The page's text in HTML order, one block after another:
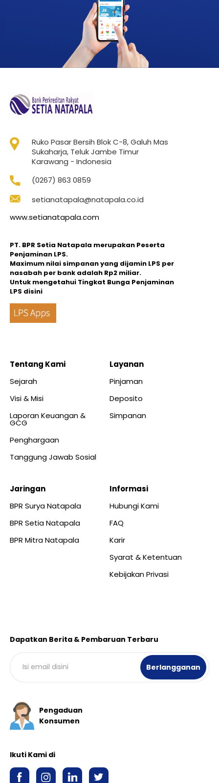
Ruko Pasar Bersih Blok C-8, Galuh Mas
Sukaharja, Teluk Jambe Timur
Karawang - Indonesia
(0267) 863 0859
setianatapala@natapala.co.id
www.setianatapala.com
PT. BPR Setia Natapala merupakan Peserta
Penjaminan LPS.
Maximum nilai simpanan yang dijamin LPS per
nasabah per bank adalah Rp2 miliar.
Untuk mengetahui Tingkat Bunga Penjaminan
LPS disini
Tentang Kami
Sejarah
Visi & Misi
Laporan Keuangan &
GCG
Penghargaan
Tanggung Jawab Sosial
Layanan
Pinjaman
Deposito
Simpanan
Jaringan
BPR Surya Natapala
BPR Setia Natapala
BPR Mitra Natapala
Informasi
Hubungi Kami
FAQ
Karir
Syarat & Ketentuan
Kebijakan Privasi
Dapatkan Berita & Pembaruan Terbaru
Pengaduan
Konsumen
Ikuti Kami di